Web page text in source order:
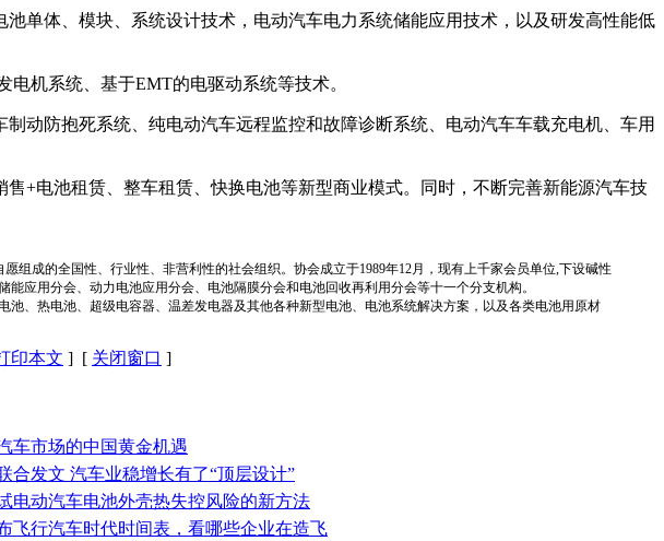
单体、模块、系统设计技术，电动汽车电力系统储能应用技术，以及研发高性能低
机系统、基于EMT的电驱动系统等技术。
动防抱死系统、纯电动汽车远程监控和故障诊断系统、电动汽车车载充电机、车用
+电池租赁、整车租赁、快换电池等新型商业模式。同时，不断完善新能源汽车技
组成的全国性、行业性、非营利性的社会组织。协会成立于1989年12月，现有上千家会员单位,下设碱性
应用分会、动力电池应用分会、电池隔膜分会和电池回收再利用分会等十一个分支机构。
、热电池、超级电容器、温差发电器及其他各种新型电池、电池系统解决方案，以及各类电池用原材
印本文 ] [ 关闭窗口 ]
车市场的中国黄金机遇
合发文 汽车业稳增长有了“顶层设计”
电动汽车电池外壳热失控风险的新方法
飞行汽车时代时间表，看哪些企业在造飞